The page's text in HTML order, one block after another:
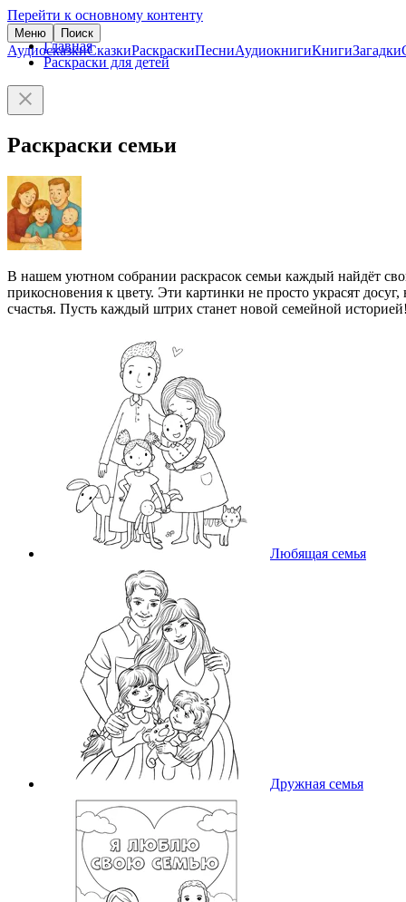
Перейти к основному контенту
Меню Поиск
АудиосказкиСказкиРаскраскиПесниАудиокнигиКнигиЗагадки
Главная
Раскраски для детей
Раскраски семьи
В нашем уютном собрании раскрасок семьи каждый найдёт
прикосновения к цвету. Эти картинки не просто украсят
счастья. Пусть каждый штрих станет новой семейной
Любящая семья
Дружная семья